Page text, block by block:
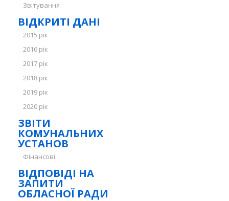
Звітування
ВІДКРИТІ ДАНІ
2015 рік
2016 рік
2017 рік
2018 рік
2019 рік
2020 рік
ЗВІТИ
КОМУНАЛЬНИХ
УСТАНОВ
Фінансові
ВІДПОВІДІ НА
ЗАПИТИ
ОБЛАСНОЇ РАДИ